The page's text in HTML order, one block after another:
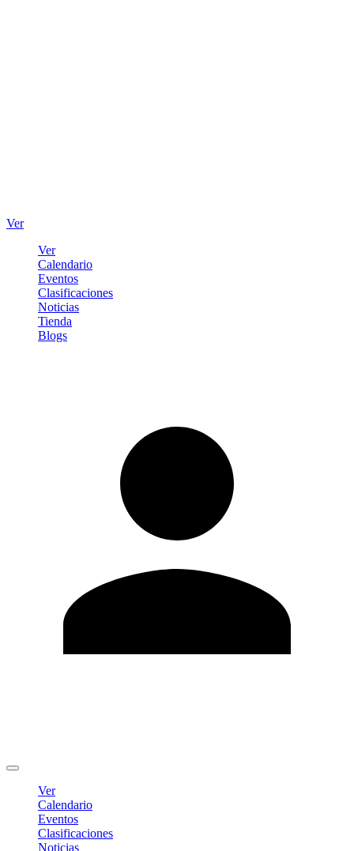
Ver
Ver
Calendario
Eventos
Clasificaciones
Noticias
Tienda
Blogs
Ver
Calendario
Eventos
Clasificaciones
Noticias